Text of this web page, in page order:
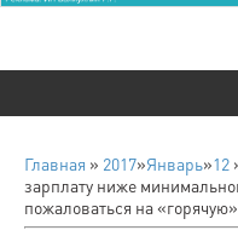
Главная » 2017»Январь»12
зарплату ниже
пожаловаться на